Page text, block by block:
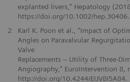
explanted livers,” Hepatology
https://doi.org/10.1002/hep.30406.
2
Karl K. Poon et al., “Impact of
Angles on Paravalvular
Valve
Replacements – Utility of Three-
Angiography,” EuroIntervention 8,
http://doi.org/10.4244/EIJV8I5A84.